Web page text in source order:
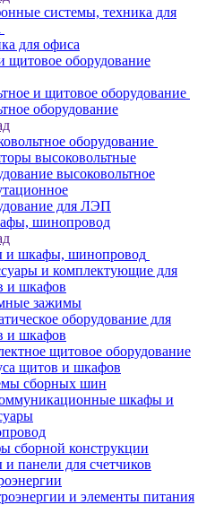
системы, техника для
для офиса
щитовое оборудование
и щитовое оборудование
оборудование
оборудование
высоковольтные
высоковольтное
для ЛЭП
шинопровод
шкафы, шинопровод
и комплектующие для
и шкафов
зажимы
оборудование для
и шкафов
щитовое оборудование
щитов и шкафов
сборных шин
шкафы и
сборной конструкции
панели для счетчиков
и элементы питания